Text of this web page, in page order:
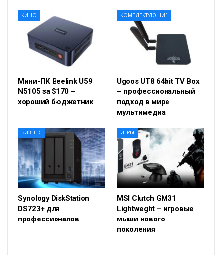
КИНО
Мини-ПК Beelink U59
N5105 за $170 –
хороший бюджетник
КОМПЛЕКТУЮЩИЕ
Ugoos UT8 64bit TV Box
– профессиональный
подход в мире
мультимедиа
БИЗНЕС
Synology DiskStation
DS723+ для
профессионалов
ИГРЫ
MSI Clutch GM31
Lightweght – игровые
мыши нового
поколения